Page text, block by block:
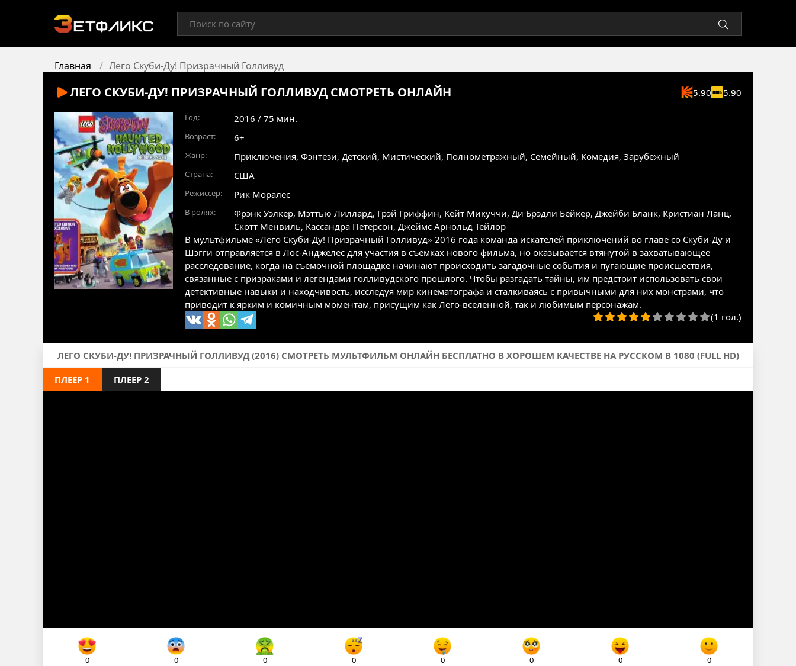
Главная Лего Скуби-Ду! Призрачный Голливуд
ЛЕГО СКУБИ-ДУ! ПРИЗРАЧНЫЙ ГОЛЛИВУД СМОТРЕТЬ ОНЛАЙН 5.90 5.90
Год: 2016 / 75 мин.
Возраст: 6+
Жанр: Приключения, Фэнтези, Детский, Мистический, Полнометражный, Семейный, Комедия, Зарубежный
Страна: США
Режиссёр: Рик Моралес
В ролях: Фрэнк Уэлкер, Мэттью Лиллард, Грэй Гриффин, Кейт Микуччи, Ди Брэдли Бейкер, Джейби Бланк, Кристиан Ланц,
Скотт Менвиль, Кассандра Петерсон, Джеймс Арнольд Тейлор
В мультфильме «Лего Скуби-Ду! Призрачный Голливуд» 2016 года команда искателей приключений во главе со Скуби-Ду и
Шэгги отправляется в Лос-Анджелес для участия в съемках нового фильма, но оказывается втянутой в захватывающее
расследование, когда на съемочной площадке начинают происходить загадочные события и пугающие происшествия,
связанные с призраками и легендами голливудского прошлого. Чтобы разгадать тайны, им предстоит использовать свои
детективные навыки и находчивость, исследуя мир кинематографа и сталкиваясь с привычными для них монстрами, что
приводит к ярким и комичным моментам, присущим как Лего-вселенной, так и любимым персонажам.
(1 гол.)
ЛЕГО СКУБИ-ДУ! ПРИЗРАЧНЫЙ ГОЛЛИВУД (2016) СМОТРЕТЬ МУЛЬТФИЛЬМ ОНЛАЙН БЕСПЛАТНО В ХОРОШЕМ КАЧЕСТВЕ НА РУССКОМ В 1080 (FULL HD)
ПЛЕЕР 1 ПЛЕЕР 2
0 0 0 0 0 0 0 0